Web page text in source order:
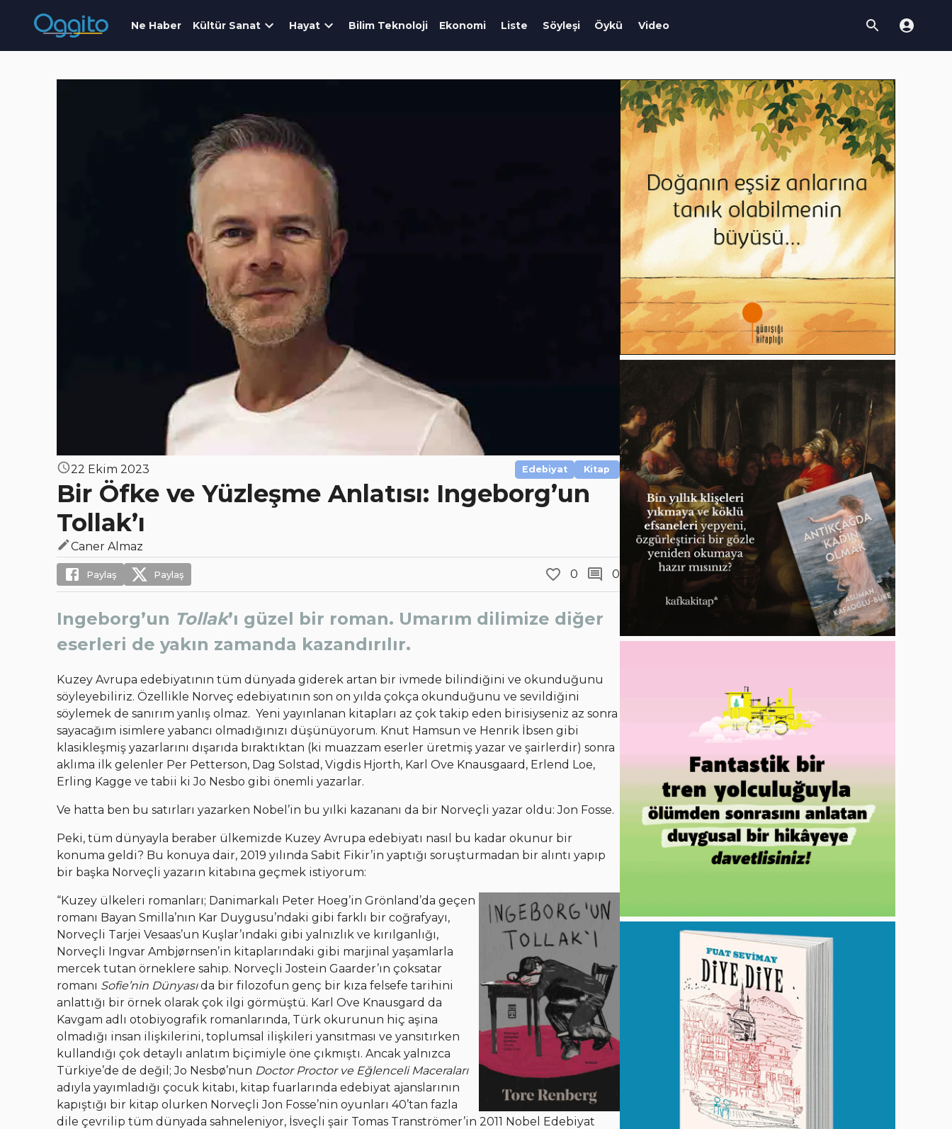
Ne Haber Kültür Sanat Hayat Bilim Teknoloji Ekonomi Liste Söyleşi Öykü Video
22 Ekim 2023 Edebiyat Kitap
Bir Öfke ve Yüzleşme Anlatısı: Ingeborg’un
Tollak’ı
Caner Almaz
Paylaş Paylaş 0 0
Ingeborg’un Tollak’ı güzel bir roman. Umarım dilimize diğer
eserleri de yakın zamanda kazandırılır.
Kuzey Avrupa edebiyatının tüm dünyada giderek artan bir ivmede bilindiğini ve okunduğunu
söyleyebiliriz. Özellikle Norveç edebiyatının son on yılda çokça okunduğunu ve sevildiğini
söylemek de sanırım yanlış olmaz. Yeni yayınlanan kitapları az çok takip eden birisiyseniz az sonra
sayacağım isimlere yabancı olmadığınızı düşünüyorum. Knut Hamsun ve Henrik İbsen gibi
klasikleşmiş yazarlarını dışarıda bıraktıktan (ki muazzam eserler üretmiş yazar ve şairlerdir) sonra
aklıma ilk gelenler Per Petterson, Dag Solstad, Vigdis Hjorth, Karl Ove Knausgaard, Erlend Loe,
Erling Kagge ve tabii ki Jo Nesbo gibi önemli yazarlar.
Ve hatta ben bu satırları yazarken Nobel’in bu yılki kazananı da bir Norveçli yazar oldu: Jon Fosse.
Peki, tüm dünyayla beraber ülkemizde Kuzey Avrupa edebiyatı nasıl bu kadar okunur bir
konuma geldi? Bu konuya dair, 2019 yılında Sabit Fikir’in yaptığı soruşturmadan bir alıntı yapıp
bir başka Norveçli yazarın kitabına geçmek istiyorum:
“Kuzey ülkeleri romanları; Danimarkalı Peter Hoeg’in Grönland’da geçen
romanı Bayan Smilla’nın Kar Duygusu’ndaki gibi farklı bir coğrafyayı,
Norveçli Tarjei Vesaas’un Kuşlar’ındaki gibi yalnızlık ve kırılganlığı,
Norveçli Ingvar Ambjørnsen’in kitaplarındaki gibi marjinal yaşamlarla
mercek tutan örneklere sahip. Norveçli Jostein Gaarder’ın çoksatar
romanı Sofie’nin Dünyasıda bir filozofun genç bir kıza felsefe tarihini
anlattığı bir örnek olarak çok ilgi görmüştü. Karl Ove Knausgard da
Kavgam adlı otobiyografik romanlarında, Türk okurunun hiç aşina
olmadığı insan ilişkilerini, toplumsal ilişkileri yansıtması ve yansıtırken
kullandığı çok detaylı anlatım biçimiyle öne çıkmıştı. Ancak yalnızca
Türkiye’de de değil; Jo Nesbø’nun Doctor Proctor ve Eğlenceli Maceraları
adıyla yayımladığı çocuk kitabı, kitap fuarlarında edebiyat ajanslarının
kapıştığı bir kitap olurken Norveçli Jon Fosse’nin oyunları 40’tan fazla
dile çevrilip tüm dünyada sahneleniyor, İsveçli şair Tomas Tranströmer’in 2011 Nobel Edebiyat